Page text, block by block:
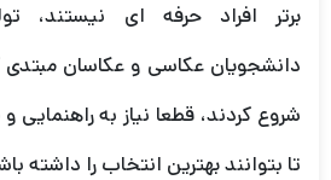
برتر افراد حرفه ای نیستند،
دانشجویان عکاسی و عکاسان مبتدی
شروع کردند، قطعا نیاز به
تا بتوانند بهترین انتخاب را داشته